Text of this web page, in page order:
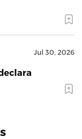
Jul 30, 2026